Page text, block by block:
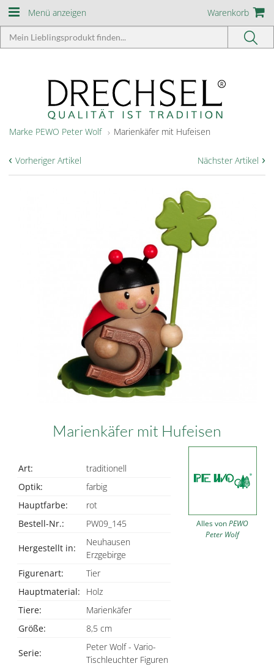
Menü anzeigen Warenkorb
Marke PEWO Peter Wolf Marienkäfer mit Hufeisen
Nächster Artikel ›
‹ Vorheriger Artikel
Marienkäfer mit Hufeisen
Art:
traditionell
Optik:
farbig
Hauptfarbe:
rot
Bestell-Nr.:
PW09_145
Hergestellt in:
Neuhausen
Erzgebirge
Figurenart:
Tier
Hauptmaterial:
Holz
Tiere:
Marienkäfer
Größe:
8,5 cm
Serie:
Peter Wolf - Vario-
Tischleuchter Figuren
Alles vonPEWO
Peter Wolf